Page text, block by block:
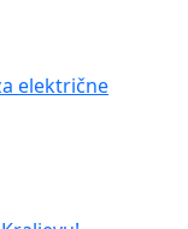
električne